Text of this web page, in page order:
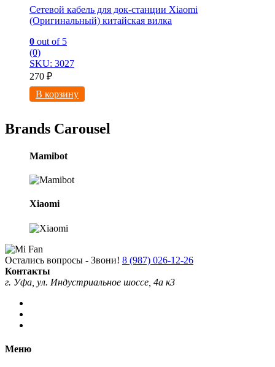
Сетевой кабель для док-станции Xiaomi
(Оригинальный) китайская вилка
0 out of 5
(0)
SKU: 3027
270 ₽
В корзину
Brands Carousel
Mamibot
Xiaomi
Остались вопросы - Звони! 8 (987) 026-12-26
Контакты
г. Уфа, ул. Индустриальное шоссе, 4а к3
Меню